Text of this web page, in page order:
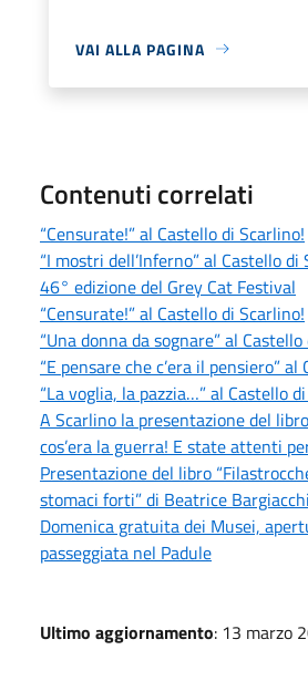
VAI ALLA PAGINA
Contenuti correlati
“Censurate!” al Castello di Scarlino!
“I mostri dell’Inferno” al Castello di
46° edizione del Grey Cat Festival
“Censurate!” al Castello di Scarlino!
“Una donna da sognare” al
“E pensare che c’era il pensiero”
“La voglia, la pazzia…” al Castello
A Scarlino la presentazione del
cos’era la guerra! E state attenti
Presentazione del libro
stomaci forti” di Beatrice Bargiacchi
Domenica gratuita dei Musei,
passeggiata nel Padule
Ultimo aggiornamento: 13 marzo